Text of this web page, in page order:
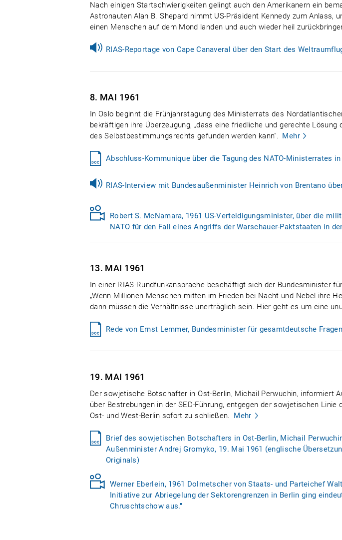
Nach einigen Startschwierigkeiten gelingt auch den Amerikanern ein
Astronauten Alan B. Shepard nimmt US-Präsident Kennedy zum Anlass,
einen Menschen auf dem Mond landen und auch wieder heil
RIAS-Reportage von Cape Canaveral über den Start des
8. MAI 1961
In Oslo beginnt die Frühjahrstagung des Ministerrats des
bekräftigen ihre Überzeugung, „dass eine friedliche und gerechte
des Selbstbestimmungsrechts gefunden werden kann". Mehr
Abschluss-Kommunique über die Tagung des NATO-Ministerrates
RIAS-Interview mit Bundesaußenminister Heinrich von Brentano
Robert S. McNamara, 1961 US-Verteidigungsminister, über die
NATO für den Fall eines Angriffs der Warschauer-Paktstaaten in
13. MAI 1961
In einer RIAS-Rundfunkansprache beschäftigt sich der Bundesminister
„Wenn Millionen Menschen mitten im Frieden bei Nacht und Nebel ihre
dann müssen die Verhältnisse unerträglich sein. Hier geht es um eine
Rede von Ernst Lemmer, Bundesminister für gesamtdeutsche
19. MAI 1961
Der sowjetische Botschafter in Ost-Berlin, Michail Perwuchin, informiert
über Bestrebungen in der SED-Führung, entgegen der sowjetischen Linie
Ost- und West-Berlin sofort zu schließen. Mehr
Brief des sowjetischen Botschafters in Ost-Berlin, Michail
Außenminister Andrej Gromyko, 19. Mai 1961 (englische
Originals)
Werner Eberlein, 1961 Dolmetscher von Staats- und Parteichef
Initiative zur Abriegelung der Sektorengrenzen in Berlin ging
Chruschtschow aus."